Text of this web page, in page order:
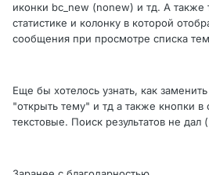
иконки bc_new (nonew) и тд. А
статистике и колонку в которой
сообщения при просмотре списка
Еще бы хотелось узнать, как
"открыть тему" и тд а также кнопки
текстовые. Поиск результатов не дал (